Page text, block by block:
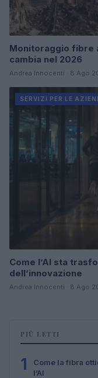
Monitoraggio fibre
cambia nel 2026
Andrea Innocenti · 8 Ago
SERVIZI PER LE
Come l’AI sta
dell’innovazione
Andrea Innocenti · 8 Ago
PIÙ LETTI
1
Come la fibra
l’AI